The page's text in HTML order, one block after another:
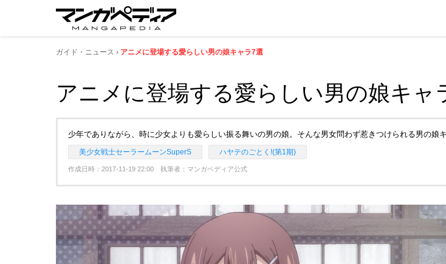
ガイド・ニュース アニメに登場する愛らしい男の娘キャラ7選
アニメに登場する愛らしい男の娘キャ
少年でありながら、時に少女よりも愛らしい振る舞いの男の娘。そんな男女問わず惹きつけられる男の娘
美少女戦士セーラームーンSuperS ハヤテのごとく!(第1期)
作成日時：2017-11-19 22:00 執筆者：マンガペディア公式